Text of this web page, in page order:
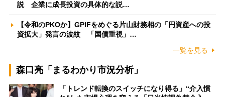
説 企業に成長投資の具体的な説…
【令和のPKOか】GPIFをめぐる片山財務相の「円資産への投
資拡大」発言の波紋 「国債重視」…
一覧を見る
森口亮「まるわかり市況分析」
「トレンド転換のスイッチになり得る」“介入慣